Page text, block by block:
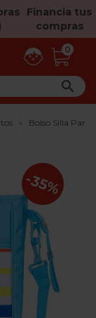
Financia tus
compras
0

Bolso Silla
-35%